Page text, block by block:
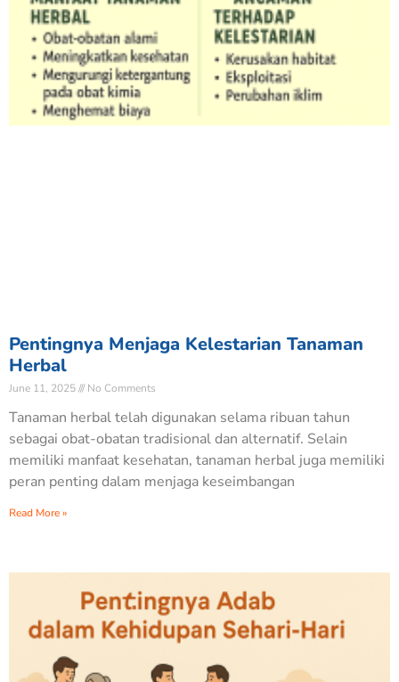
Pentingnya Menjaga Kelestarian Tanaman
Herbal
June 11, 2025 No Comments
Tanaman herbal telah digunakan selama ribuan tahun
sebagai obat-obatan tradisional dan alternatif. Selain
memiliki manfaat kesehatan, tanaman herbal juga memiliki
peran penting dalam menjaga keseimbangan
Read More »